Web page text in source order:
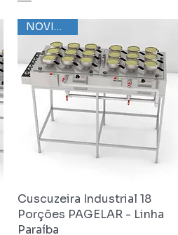
Visualização rápida
NOVIDADE
Cuscuzeira Industrial 18
Porções PAGELAR - Linha
Paraíba